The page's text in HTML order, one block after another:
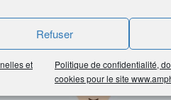
Refuser
et
Politique de confidentialité,
cookies pour le site